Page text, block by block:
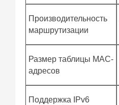
Производительность
маршрутизации
Размер таблицы MAC-
адресов
Поддержка IPv6